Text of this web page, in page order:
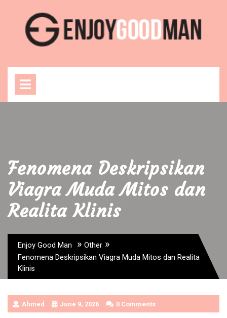
content
Fenomena Deskripsikan
Viagra Muda Mitos dan
Realita Klinis
Enjoy Good Man » Other »
Fenomena Deskripsikan Viagra Muda Mitos dan Realita
Klinis
Ahmed June 9, 2026 0 Comments